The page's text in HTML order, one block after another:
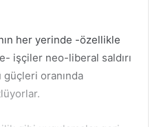
her yerinde -özellikle
işçiler neo-liberal saldırı
güçleri oranında